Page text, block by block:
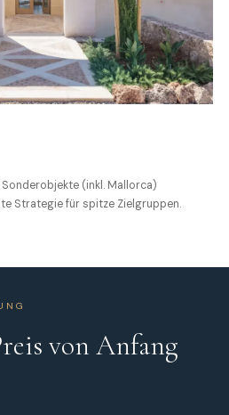
(inkl. Mallorca)
Strategie für spitze Zielgruppen.
von Anfang